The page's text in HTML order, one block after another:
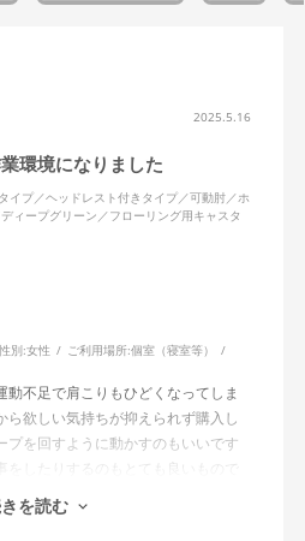
2025.5.16
環境になりました
イプ／ヘッドレスト付きタイプ／可動肘／ホ
ィープグリーン／フローリング用キャスタ
性別:女性 ご利用場所:個室（寝室等）
不足で肩こりもひどくなってしま
ら欲しい気持ちが抑えられず購入し
プを回すように動かすのもいいです
をしたりするのもとても良いもので
けではないのですが、オフィスで揺
すが、自宅なら何も気にせずに使え
を読む